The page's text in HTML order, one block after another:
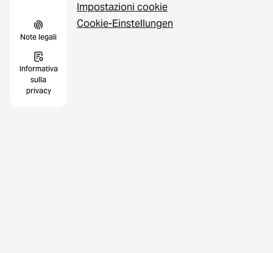
Note legali
Informativa
sulla
privacy
Impostazioni cookie
Cookie-Einstellungen